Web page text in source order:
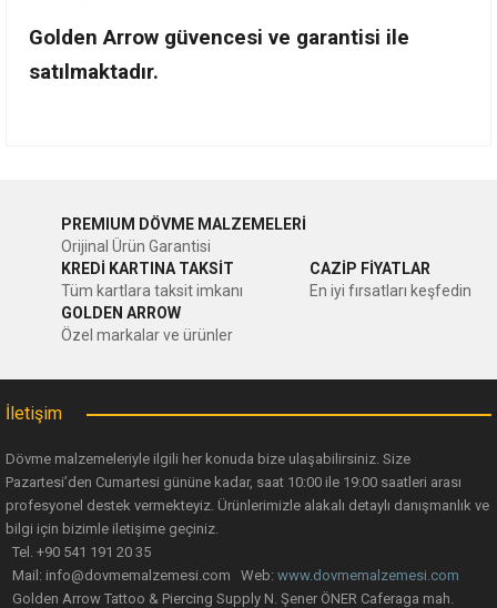
Golden Arrow güvencesi ve garantisi ile
satılmaktadır.
Görüş ve önerileriniz için teşekkür ederiz.
Ürün resmi kalitesiz, bozuk veya görüntülenemiyor.
Ürün açıklamasında eksik bilgiler bulunuyor.
Gönder
PREMIUM DÖVME MALZEMELERİ
Orijinal Ürün Garantisi
KREDİ KARTINA TAKSİT
Tüm kartlara taksit imkanı
CAZİP FİYATLAR
En iyi fırsatları keşfedin
GOLDEN ARROW
Özel markalar ve ürünler
İletişim
Dövme malzemeleriyle ilgili her konuda bize ulaşabilirsiniz. Size
Pazartesi’den Cumartesi gününe kadar, saat 10:00 ile 19:00 saatleri arası
profesyonel destek vermekteyiz. Ürünlerimizle alakalı detaylı danışmanlık ve
bilgi için bizimle iletişime geçiniz.
Tel. +90 541 191 20 35
Mail: info@dovmemalzemesi.com Web: www.dovmemalzemesi.com
Golden Arrow Tattoo & Piercing Supply N. Şener ÖNER Caferaga mah.